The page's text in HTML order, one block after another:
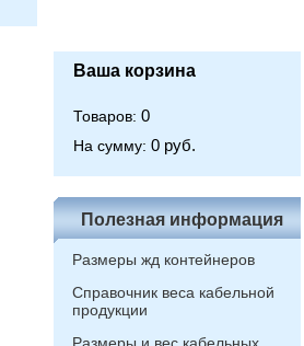
Ваша корзина
Товаров: 0
На сумму: 0 руб.
Полезная информация
Размеры жд контейнеров
Справочник веса кабельной
продукции